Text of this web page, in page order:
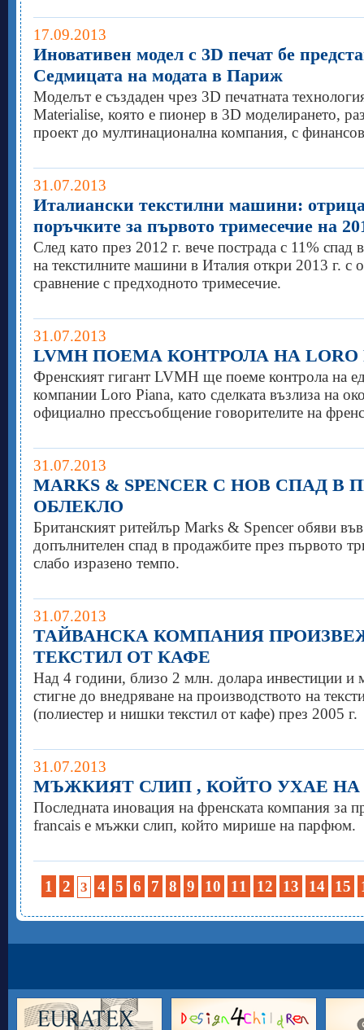
17.09.2013
Иновативен модел с 3D печат бе
Седмицата на модата в Париж
Моделът е създаден чрез 3D печатната
Materialise, която е пионер в 3D моделирането,
проект до мултинационална компания, с
31.07.2013
Италиански текстилни машини:
поръчките за първото тримесечие на
След като през 2012 г. вече пострада с 11% спад
на текстилните машини в Италия откри 2013 г. с
сравнение с предходното тримесечие.
31.07.2013
LVMH ПОЕМА КОНТРОЛА НА LORO
Френският гигант LVMH ще поеме контрола на
компании Loro Piana, като сделката възлиза на
официално прессъобщение говорителите на
31.07.2013
MARKS & SPENCER С НОВ СПАД
ОБЛЕКЛО
Британският ритейлър Marks & Spencer обяви
допълнителен спад в продажбите през първото
слабо изразено темпо.
31.07.2013
ТАЙВАНСКА КОМПАНИЯ
ТЕКСТИЛ ОТ КАФЕ
Над 4 години, близо 2 млн. долара инвестиции и
стигне до внедряване на производството на
(полиестер и нишки текстил от кафе) през 2005 г.
31.07.2013
МЪЖКИЯТ СЛИП , КОЙТО УХАЕ
Последната иновация на френската компания за
francais е мъжки слип, който мирише на парфюм.
1 2 3 4 5 6 7 8 9 10 11 12 13 14 15